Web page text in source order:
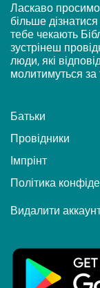
Ласкаво просимо
більше
тебе чекають
зустрінеш
люди, які
молитимуться за
Батьки
Провідники
Імпрінт
Політика
Видалити